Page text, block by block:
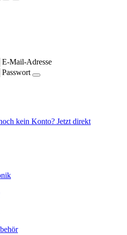
E-Mail-Adresse
Passwort
kein Konto? Jetzt direkt